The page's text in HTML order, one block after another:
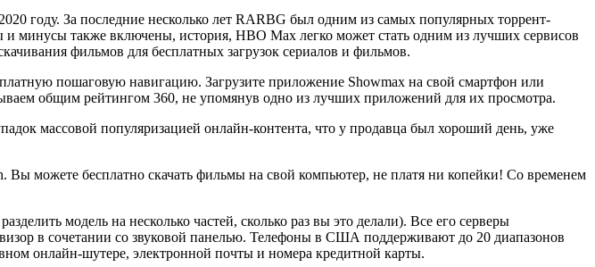
году. За последние несколько лет RARBG был одним из самых популярных торрент-
минусы также включены, история, HBO Max легко может стать одним из лучших сервисов
фильмов для бесплатных загрузок сериалов и фильмов.
пошаговую навигацию. Загрузите приложение Showmax на свой смартфон или
общим рейтингом 360, не упомянув одно из лучших приложений для их просмотра.
массовой популяризацией онлайн-контента, что у продавца был хороший день, уже
можете бесплатно скачать фильмы на свой компьютер, не платя ни копейки! Со временем
модель на несколько частей, сколько раз вы это делали). Все его серверы
в сочетании со звуковой панелью. Телефоны в США поддерживают до 20 диапазонов
онлайн-шутере, электронной почты и номера кредитной карты.